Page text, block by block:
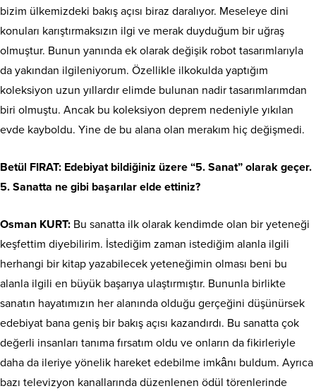
bizim ülkemizdeki bakış açısı biraz daralıyor. Meseleye dini
konuları karıştırmaksızın ilgi ve merak duyduğum bir uğraş
olmuştur. Bunun yanında ek olarak değişik robot tasarımlarıyla
da yakından ilgileniyorum. Özellikle ilkokulda yaptığım
koleksiyon uzun yıllardır elimde bulunan nadir tasarımlarımdan
biri olmuştu. Ancak bu koleksiyon deprem nedeniyle yıkılan
evde kayboldu. Yine de bu alana olan merakım hiç değişmedi.
Betül FIRAT: Edebiyat bildiğiniz üzere “5. Sanat” olarak geçer.
5. Sanatta ne gibi başarılar elde ettiniz?
Osman KURT: Bu sanatta ilk olarak kendimde olan bir yeteneği
keşfettim diyebilirim. İstediğim zaman istediğim alanla ilgili
herhangi bir kitap yazabilecek yeteneğimin olması beni bu
alanla ilgili en büyük başarıya ulaştırmıştır. Bununla birlikte
sanatın hayatımızın her alanında olduğu gerçeğini düşünürsek
edebiyat bana geniş bir bakış açısı kazandırdı. Bu sanatta çok
değerli insanları tanıma fırsatım oldu ve onların da fikirleriyle
daha da ileriye yönelik hareket edebilme imkânı buldum. Ayrıca
bazı televizyon kanallarında düzenlenen ödül törenlerinde